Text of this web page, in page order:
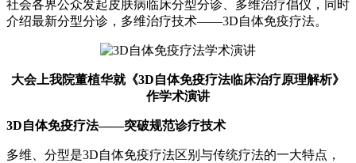
社会各界公众发起皮肤病临床分型分诊、多维治疗倡仪，同时
介绍最新分型分诊，多维治疗技术——3D自体免疫疗法。
大会上我院董植华就《3D自体免疫疗法临床治疗原理解析》
作学术演讲
3D自体免疫疗法——突破规范诊疗技术
多维、分型是3D自体免疫疗法区别与传统疗法的一大特点，